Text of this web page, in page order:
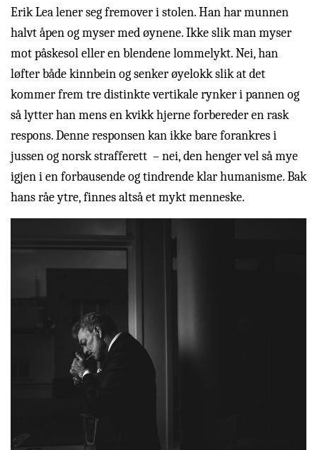
Erik Lea lener seg fremover i stolen. Han har munnen
halvt åpen og myser med øynene. Ikke slik man myser
mot påskesol eller en blendene lommelykt. Nei, han
løfter både kinnbein og senker øyelokk slik at det
kommer frem tre distinkte vertikale rynker i pannen og
så lytter han mens en kvikk hjerne forbereder en rask
respons. Denne responsen kan ikke bare forankres i
jussen og norsk strafferett – nei, den henger vel så mye
igjen i en forbausende og tindrende klar humanisme. Bak
hans råe ytre, finnes altså et mykt menneske.